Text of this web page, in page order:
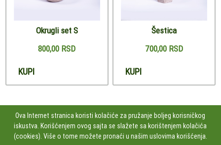
Ova Internet stranica koristi kolačiće za pružanje boljeg korisničkog
iskustva. Korišćenjem ovog sajta se slažete sa korištenjem kolačića
(cookies). Više o tome možete pronaći u našim uslovima korišćenja.
Okrugli set S
800,00 RSD
KUPI
Šestica
700,00 RSD
KUPI
PRATITE NAS